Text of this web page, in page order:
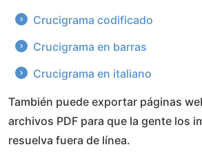
Crucigrama codificado
Crucigrama en barras
Crucigrama en italiano
También puede exportar páginas
archivos PDF para que la gente los
resuelva fuera de línea.